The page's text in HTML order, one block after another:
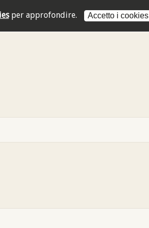
per approfondire. Accetto i cookies